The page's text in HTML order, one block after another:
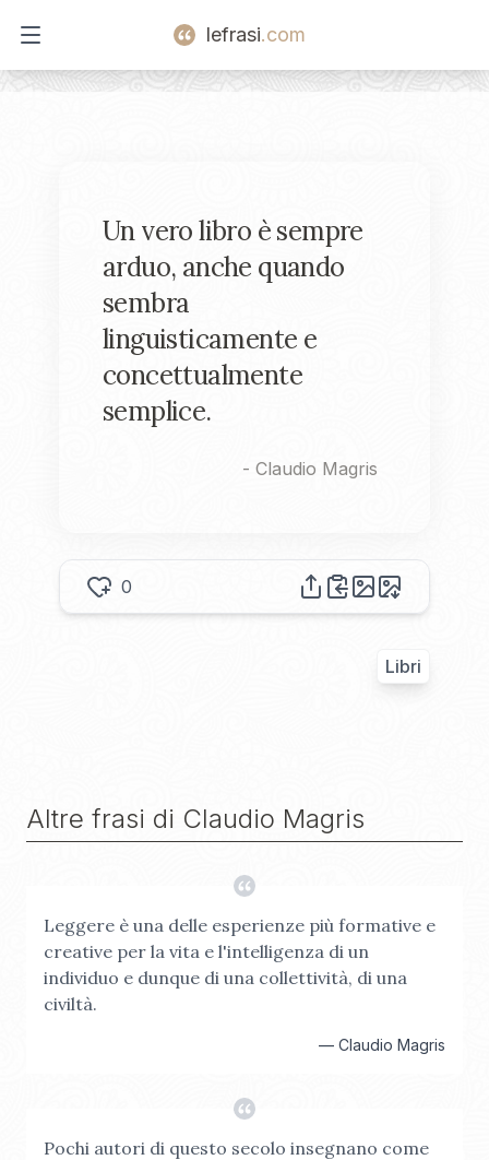
Open main menu
lefrasi.com
Un vero libro è sempre
arduo, anche quando
sembra
linguisticamente e
concettualmente
semplice.
- Claudio Magris
0
Libri
Altre frasi di Claudio Magris
Leggere è una delle esperienze più formative e
creative per la vita e l'intelligenza di un
individuo e dunque di una collettività, di una
civiltà.
— Claudio Magris
Pochi autori di questo secolo insegnano come